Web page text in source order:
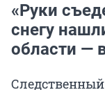
«Руки
снегу
области —